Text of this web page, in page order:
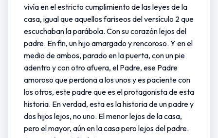
vivía en el estricto cumplimiento de las leyes de la
casa, igual que aquellos fariseos del versículo 2 que
escuchaban la parábola. Con su corazón lejos del
padre. En fin, un hijo amargado y rencoroso. Y en el
medio de ambos, parado en la puerta, con un pie
adentro y con otro afuera, el Padre, ese Padre
amoroso que perdona a los unos y es paciente con
los otros, este padre que es el protagonista de esta
historia. En verdad, esta es la historia de un padre y
dos hijos lejos, no uno. El menor lejos de la casa,
pero el mayor, aún en la casa pero lejos del padre.